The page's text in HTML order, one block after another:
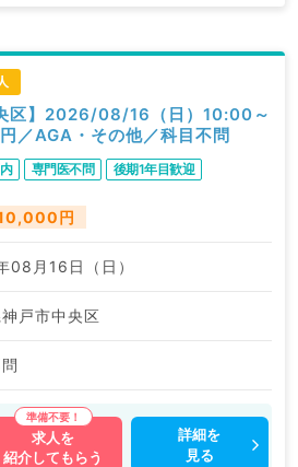
区】2026/08/16（日）10:00～
／AGA・その他／科目不問
専門医不問 後期1年目歓迎
円
08月16日（日）
戸市中央区
求人を
紹介してもらう
詳細を
見る